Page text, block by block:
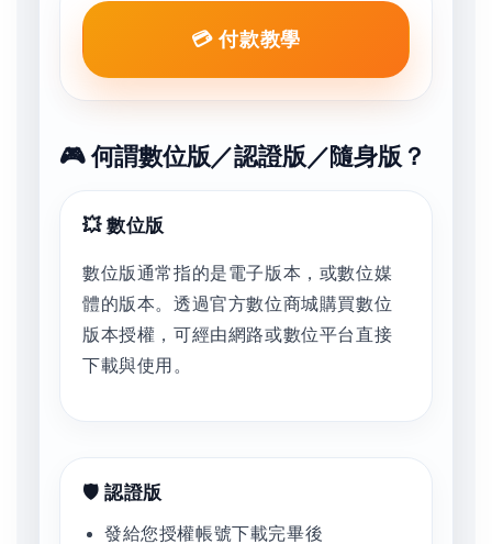
💳 付款教學
🎮 何謂數位版／認證版／隨身版？
💥 數位版
數位版通常指的是電子版本，或數位媒
體的版本。透過官方數位商城購買數位
版本授權，可經由網路或數位平台直接
下載與使用。
🛡️ 認證版
發給您授權帳號下載完畢後